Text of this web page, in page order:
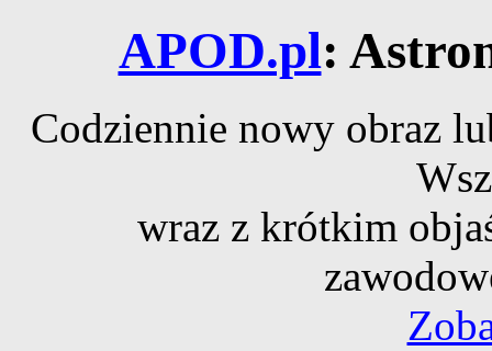
APOD.pl:
Codziennie nowy obraz
wraz z krótkim